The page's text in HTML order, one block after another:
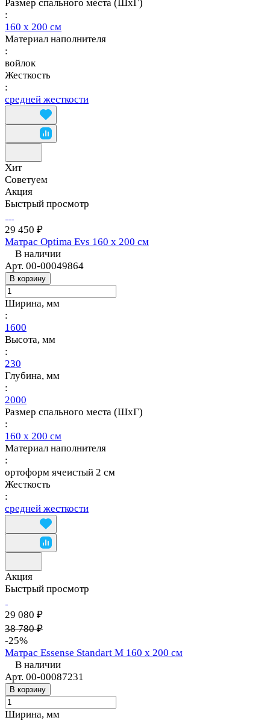
Размер спального места (ШхГ)
:
160 х 200 см
Материал наполнителя
:
войлок
Жесткость
:
средней жесткости
Хит
Советуем
Акция
Быстрый просмотр
29 450 ₽
Матрас Optima Evs 160 х 200 см
В наличии
Арт. 00-00049864
В корзину
Ширина, мм
:
1600
Высота, мм
:
230
Глубина, мм
:
2000
Размер спального места (ШхГ)
:
160 х 200 см
Материал наполнителя
:
ортоформ ячеистый 2 см
Жесткость
:
средней жесткости
Акция
Быстрый просмотр
29 080 ₽
38 780 ₽
-25%
Матрас Essense Standart M 160 х 200 см
В наличии
Арт. 00-00087231
В корзину
Ширина, мм